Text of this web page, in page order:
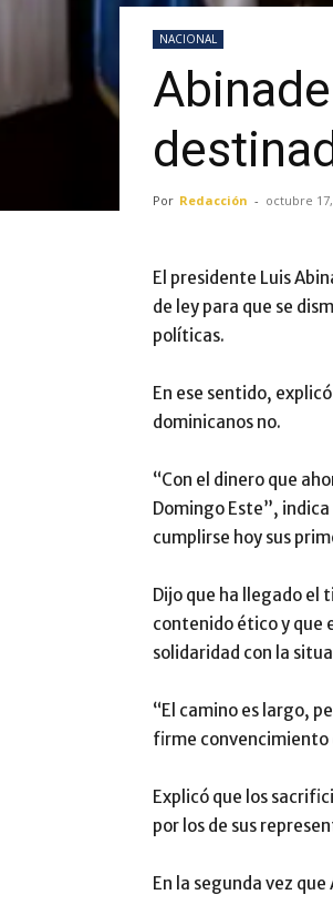
NACIONAL
Por Redacción - octubre
El presidente Luis
de ley para que se
políticas.
En ese sentido,
dominicanos no.
“Con el dinero que
Domingo Este”,
cumplirse hoy sus
Dijo que ha llegado el
contenido ético y que
solidaridad con la
“El camino es largo,
firme
Explicó que los
por los de sus
En la segunda vez